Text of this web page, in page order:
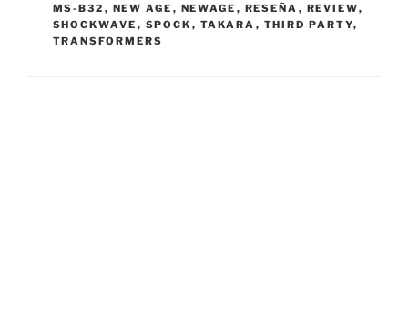
MS-B32 , NEW AGE , NEWAGE , RESEÑA , REVIEW,
SHOCKWAVE , SPOCK , TAKARA , THIRD PARTY,
TRANSFORMERS